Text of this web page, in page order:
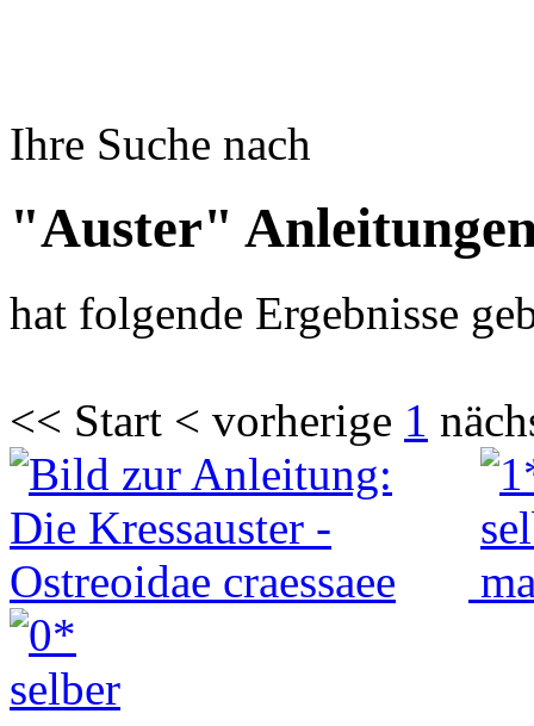
Ihre Suche nach
"Auster"
hat folgende Ergebnisse
<< Start < vorherige 1